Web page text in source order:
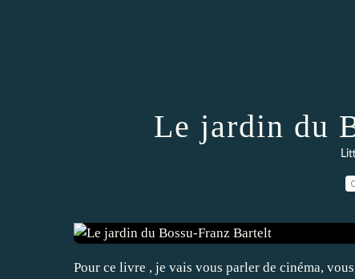
Le jardin du
Pour ce livre , je vais vous parler de cinéma,